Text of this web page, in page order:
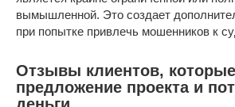
вымышленной. Это создает
при попытке привлечь мошенников к
Отзывы клиентов,
предложение проекта и